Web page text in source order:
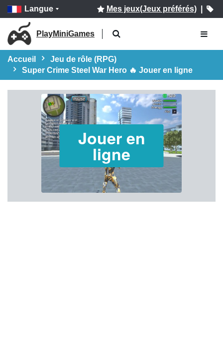
Langue Mes jeux(Jeux préférés)|
PlayMiniGames
Accueil
Jeu de rôle (RPG)
Super Crime Steel War Hero 🔥 Jouer en ligne
Jouer en
ligne